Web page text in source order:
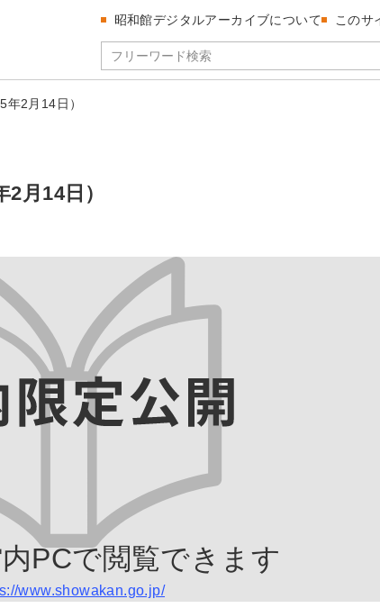
昭和館デジタルアーカイブについて このサ
2月14日）
月14日）
PCで閲覧できます
www.showakan.go.jp/